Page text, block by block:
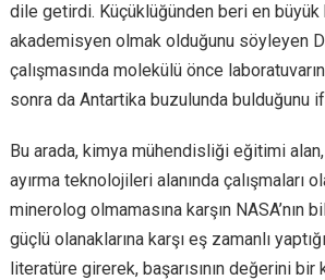
dile getirdi. Küçüklüğünden beri en büyük
akademisyen olmak olduğunu söyleyen
çalışmasında molekülü önce
sonra da Antartika buzulunda bulduğunu
Bu arada, kimya mühendisliği eğitimi
ayırma teknolojileri alanında çalışmaları
minerolog olmamasına karşın NASA’nın
güçlü olanaklarına karşı eş zamanlı
literatüre girerek, başarısının değerini bir